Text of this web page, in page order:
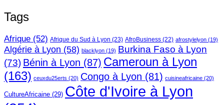
Tags
Afrique (52) Afrique du Sud à Lyon (23) AfroBusiness (22) afrostylelyon (19)
Algérie à Lyon (58) blacklyon (19) Burkina Faso à Lyon
(73) Bénin à Lyon (87) Cameroun à Lyon
(163) ceuxdu25erts (20) Congo à Lyon (81) cuisineafricaine (20)
CultureAfricaine (29) Côte d'Ivoire à Lyon